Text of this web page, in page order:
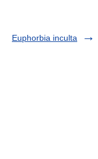
Euphorbia inculta